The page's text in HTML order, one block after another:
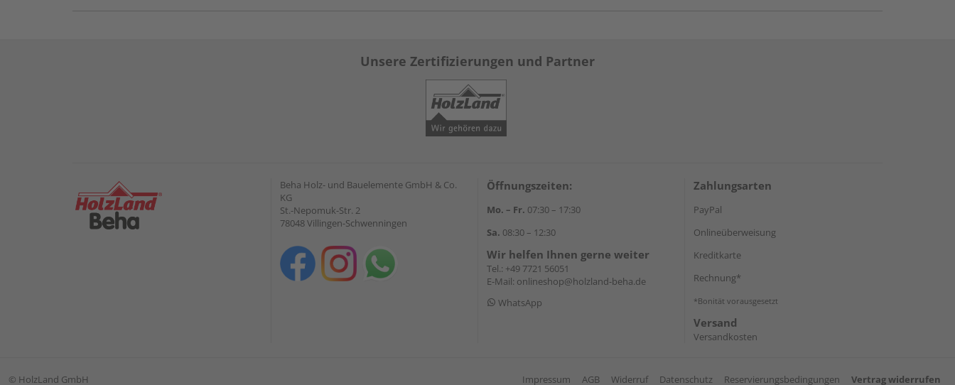
Unsere Zertifizierungen und Partner
Beha Holz- und Bauelemente GmbH & Co.
KG
St.-Nepomuk-Str. 2
78048 Villingen-Schwenningen
Öffnungszeiten:
Mo. – Fr. 07:30 – 17:30
Sa. 08:30 – 12:30
Wir helfen Ihnen gerne weiter
Tel.: +49 7721 56051
E-Mail: onlineshop@holzland-beha.de
WhatsApp
Zahlungsarten
PayPal
Onlineüberweisung
Kreditkarte
Rechnung*
*Bonität vorausgesetzt
Versand
Versandkosten
© HolzLand GmbH Impressum AGB Widerruf Datenschutz Reservierungsbedingungen Vertrag widerrufen